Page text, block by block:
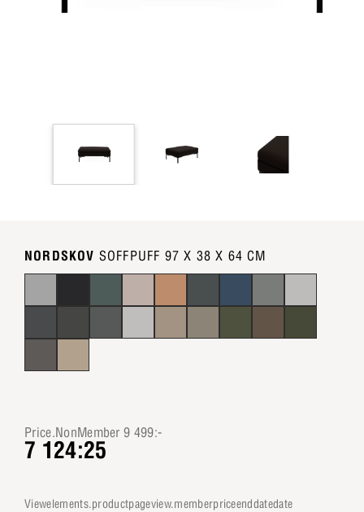
NORDSKOV SOFFPUFF 97 X 38 X 64 CM
Price.NonMember 9 499:-
7 124:25
viewelements.productpageview.memberpriceenddatedate